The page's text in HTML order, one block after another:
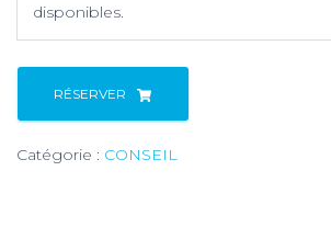
disponibles.
RÉSERVER
Catégorie : CONSEIL